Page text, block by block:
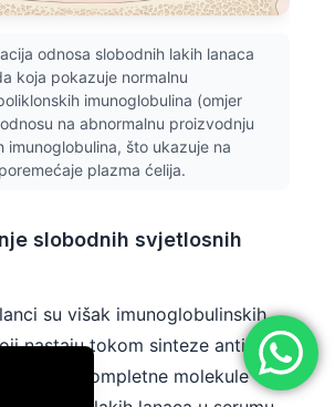
odnosa slobodnih lakih lanaca
koja pokazuje normalnu
imunoglobulina (omjer
na abnormalnu proizvodnju
imunoglobulina, što ukazuje na
plazma ćelija.
slobodnih svjetlosnih
su višak imunoglobulinskih
nastaju tokom sinteze antitijela,
u kompletne molekule